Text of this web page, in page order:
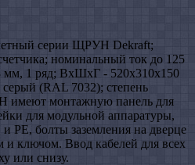
серии ЩРУН Dekraft;
номинальный ток до 125
мм, 1 ряд; ВхШхГ - 520х310х150
(RAL 7032); степень
монтажную панель для
для модульной аппаратуры,
PE, болты заземления на дверце
и ключом. Ввод кабелей для всех
или снизу.